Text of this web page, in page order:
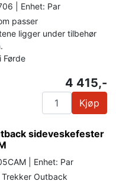
| Enhet: Par
passer
ligger under tilbehør
Førde
4 415,-
Kjøp
sideveskefester
| Enhet: Par
Trekker Outback